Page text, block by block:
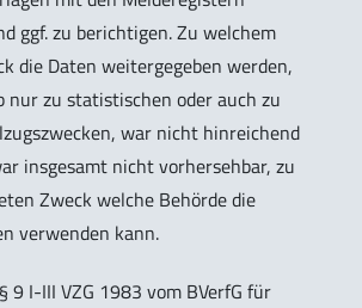
ggf. zu berichtigen. Zu welchem
die Daten weitergegeben werden,
nur zu statistischen oder auch zu
war nicht hinreichend
insgesamt nicht vorhersehbar, zu
Zweck welche Behörde die
verwenden kann.
9 I-III VZG 1983 vom BVerfG für